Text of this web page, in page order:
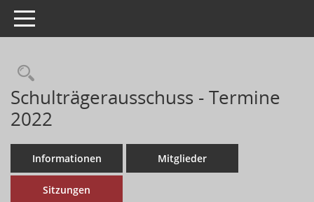
Toggle navigation
Schulträgerausschuss - Termine
2022
Informationen Mitglieder
Sitzungen